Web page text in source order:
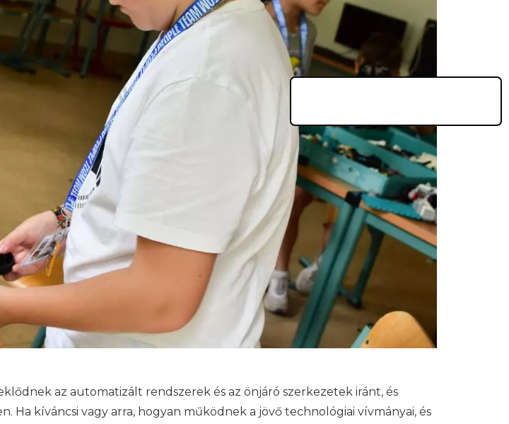
az automatizált rendszerek és az önjáró szerkezetek iránt, és
kíváncsi vagy arra, hogyan működnek a jövő technológiai vívmányai, és